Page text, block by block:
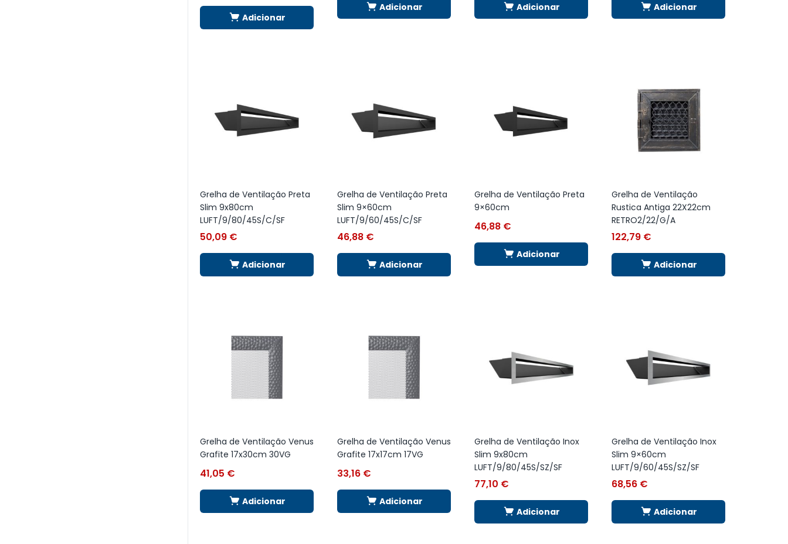
Adicionar
Adicionar Adicionar Adicionar
Grelha de Ventilação Preta
Slim 9x80cm
LUFT/9/80/45S/C/SF
50,09 €
Adicionar
Grelha de Ventilação Preta
Slim 9×60cm
LUFT/9/60/45S/C/SF
46,88 €
Adicionar
Grelha de Ventilação Preta
9×60cm
46,88 €
Adicionar
Grelha de Ventilação
Rustica Antiga 22X22cm
RETRO2/22/G/A
122,79 €
Adicionar
Grelha de Ventilação Venus
Grafite 17x30cm 30VG
41,05 €
Adicionar
Grelha de Ventilação Venus
Grafite 17x17cm 17VG
33,16 €
Adicionar
Grelha de Ventilação Inox
Slim 9x80cm
LUFT/9/80/45S/SZ/SF
77,10 €
Adicionar
Grelha de Ventilação Inox
Slim 9×60cm
LUFT/9/60/45S/SZ/SF
68,56 €
Adicionar